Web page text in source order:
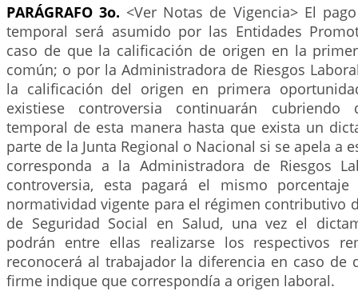
PARÁGRAFO 3o. <Ver Notas de Vigencia> El
temporal será asumido por las Entidades
caso de que la calificación de origen en la
común; o por la Administradora de Riesgos
la calificación del origen en primera
existiese controversia continuarán cubriendo
temporal de esta manera hasta que exista un
parte de la Junta Regional o Nacional si se apela a
corresponda a la Administradora de Riesgos
controversia, esta pagará el mismo
normatividad vigente para el régimen contributivo
de Seguridad Social en Salud, una vez el
podrán entre ellas realizarse los respectivos
reconocerá al trabajador la diferencia en caso de
firme indique que correspondía a origen laboral.